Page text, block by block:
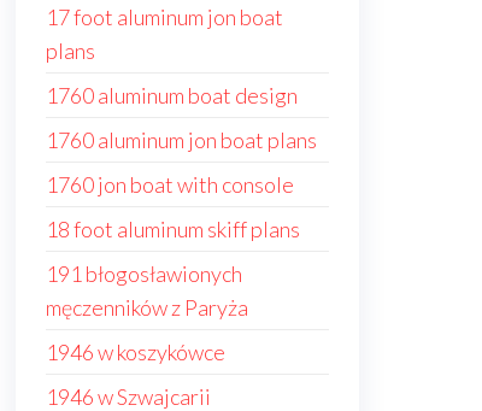
17 foot aluminum jon boat
plans
1760 aluminum boat design
1760 aluminum jon boat plans
1760 jon boat with console
18 foot aluminum skiff plans
191 błogosławionych
męczenników z Paryża
1946 w koszykówce
1946 w Szwajcarii